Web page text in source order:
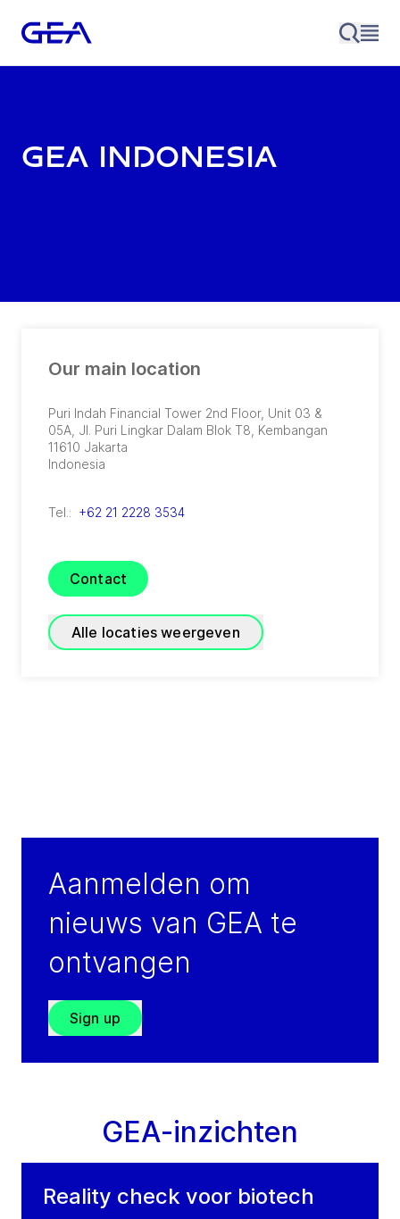
GEA Indonesia
Our main location
Puri Indah Financial Tower 2nd Floor, Unit 03 &
05A, Jl. Puri Lingkar Dalam Blok T8, Kembangan
11610 Jakarta
Indonesia
Tel.: +62 21 2228 3534
Contact
Alle locaties weergeven
Tel.: +62 61 786 2837 / +62 61 3000 3120
Aanmelden om
nieuws van GEA te
ontvangen
Sign up
GEA-inzichten
Reality check voor biotech